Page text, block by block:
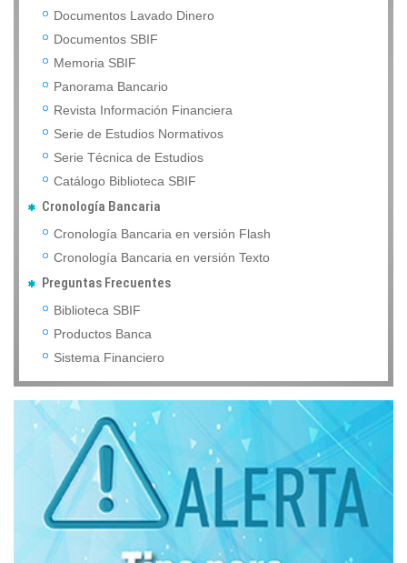
Documentos Lavado Dinero
Documentos SBIF
Memoria SBIF
Panorama Bancario
Revista Información Financiera
Serie de Estudios Normativos
Serie Técnica de Estudios
Catálogo Biblioteca SBIF
Cronología Bancaria
Cronología Bancaria en versión Flash
Cronología Bancaria en versión Texto
Preguntas Frecuentes
Biblioteca SBIF
Productos Banca
Sistema Financiero